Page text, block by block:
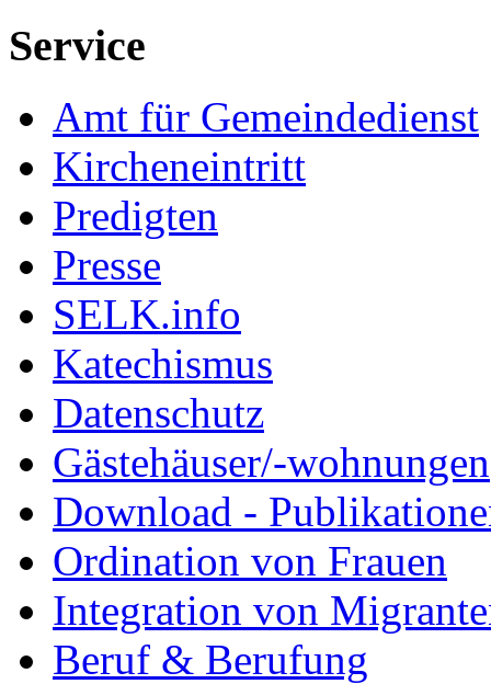
Service
Amt für Gemeindedienst
Kircheneintritt
Predigten
Presse
SELK.info
Katechismus
Datenschutz
Gästehäuser/-wohnungen
Download -
Ordination von Frauen
Integration von
Beruf & Berufung